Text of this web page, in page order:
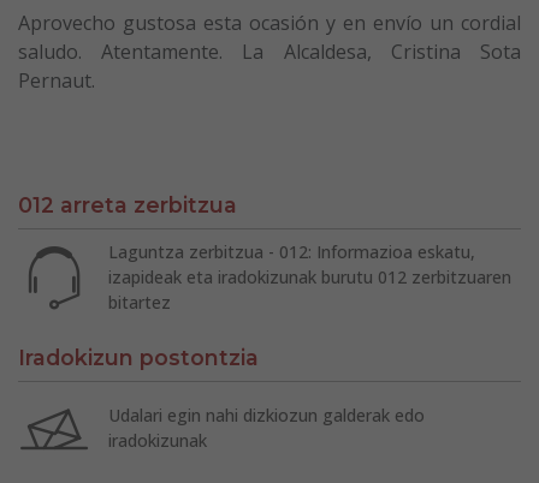
Aprovecho gustosa esta ocasión y en envío un cordial
saludo. Atentamente. La Alcaldesa, Cristina Sota
Pernaut.
012 arreta zerbitzua
Laguntza zerbitzua - 012: Informazioa eskatu,
izapideak eta iradokizunak burutu 012 zerbitzuaren
bitartez
Iradokizun postontzia
Udalari egin nahi dizkiozun galderak edo
iradokizunak